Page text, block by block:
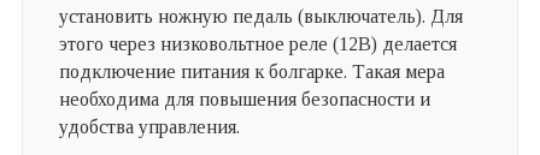
установить ножную педаль (выключатель). Для
этого через низковольтное реле (12В) делается
подключение питания к болгарке. Такая мера
необходима для повышения безопасности и
удобства управления.